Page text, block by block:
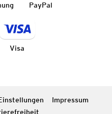
PayPal
Visa
Impressum